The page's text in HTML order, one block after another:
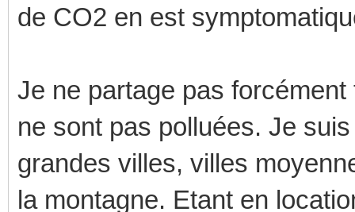
de CO2 en est
Je ne partage pas
ne sont pas polluées. Je
grandes villes, villes
la montagne. Etant en